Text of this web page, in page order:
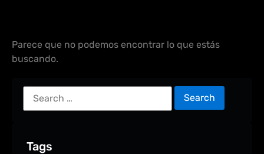
Parece que no podemos encontrar lo que estás
buscando.
Tags